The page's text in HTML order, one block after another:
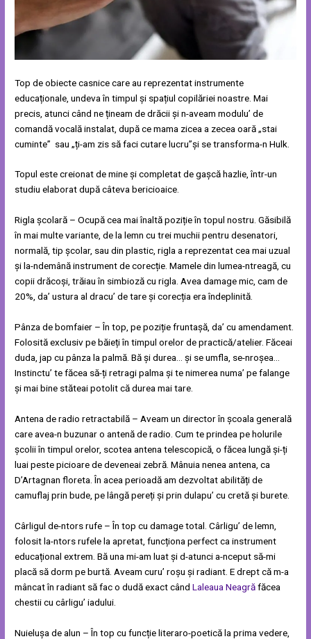
Top de obiecte casnice care au reprezentat instrumente
educaționale, undeva în timpul și spațiul copilăriei noastre. Mai
precis, atunci când ne țineam de drăcii și n-aveam modulu’ de
comandă vocală instalat, după ce mama zicea a zecea oară „stai
cuminte” sau „ți-am zis să faci cutare lucru”și se transforma-n Hulk.
Topul este creionat de mine și completat de gașcă hazlie, într-un
studiu elaborat după câteva bericioaice.
Rigla școlară – Ocupă cea mai înaltă poziție în topul nostru. Găsibilă
în mai multe variante, de la lemn cu trei muchii pentru desenatori,
normală, tip școlar, sau din plastic, rigla a reprezentat cea mai uzual
și la-ndemână instrument de corecție. Mamele din lumea-ntreagă, cu
copii drăcoși, trăiau în simbioză cu rigla. Avea damage mic, cam de
20%, da’ ustura al dracu’ de tare și corecția era îndeplinită.
Pânza de bomfaier – În top, pe poziție fruntașă, da’ cu amendament.
Folosită exclusiv pe băieți în timpul orelor de practică/atelier. Făceai
duda, jap cu pânza la palmă. Bă și durea… și se umfla, se-nroșea…
Instinctu’ te făcea să-ți retragi palma și te nimerea numa’ pe falange
și mai bine stăteai potolit că durea mai tare.
Antena de radio retractabilă – Aveam un director în școala generală
care avea-n buzunar o antenă de radio. Cum te prindea pe holurile
școlii în timpul orelor, scotea antena telescopică, o făcea lungă și-ți
luai peste picioare de deveneai zebră. Mânuia nenea antena, ca
D’Artagnan floreta. În acea perioadă am dezvoltat abilități de
camuflaj prin bude, pe lângă pereți și prin dulapu’ cu cretă și burete.
Cârligul de-ntors rufe – În top cu damage total. Cârligu’ de lemn,
folosit la-ntors rufele la apretat, funcționa perfect ca instrument
educațional extrem. Bă una mi-am luat și d-atunci a-nceput să-mi
placă să dorm pe burtă. Aveam curu’ roșu și radiant. E drept că m-a
mâncat în radiant să fac o dudă exact când Laleaua Neagrăfăcea
chestii cu cârligu’ iadului.
Nuielușa de alun – În top cu funcție literaro-poetică la prima vedere,